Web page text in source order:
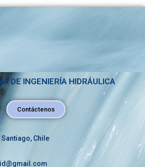
DE INGENIERÍA HIDRÁULICA
Contáctenos
Chile